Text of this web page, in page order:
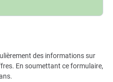
des informations sur
En soumettant ce formulaire,